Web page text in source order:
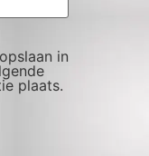
in
plaats.